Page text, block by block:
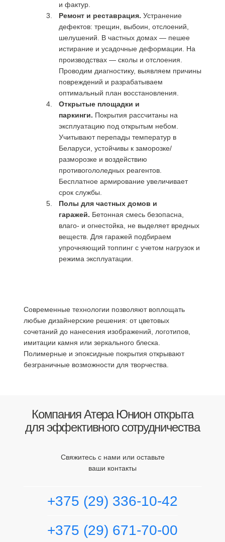
и фактур.
Ремонт и реставрация. Устранение
дефектов: трещин, выбоин, отслоений,
шелушений. В частных домах — пешее
истирание и усадочные деформации. На
производствах — сколы и отслоения.
Проводим диагностику, выявляем причины
повреждений и разрабатываем
оптимальный план восстановления.
Открытые площадки и
паркинги. Покрытия рассчитаны на
эксплуатацию под открытым небом.
Учитывают перепады температур в
Беларуси, устойчивы к заморозке/
разморозке и воздействию
противогололедных реагентов.
Бесплатное армирование увеличивает
срок службы.
Полы для частных домов и
гаражей. Бетонная смесь безопасна,
влаго- и огнестойка, не выделяет вредных
веществ. Для гаражей подбираем
упрочняющий топпинг с учетом нагрузок и
режима эксплуатации.
Современные технологии позволяют воплощать
любые дизайнерские решения: от цветовых
сочетаний до нанесения изображений, логотипов,
имитации камня или зеркального блеска.
Полимерные и эпоксидные покрытия открывают
безграничные возможности для творчества.
Компания Атера Юнион открыта
для эффективного сотрудничества
Свяжитесь с нами или оставьте
ваши контакты
+375 (29) 336-10-42
+375 (29) 671-70-00